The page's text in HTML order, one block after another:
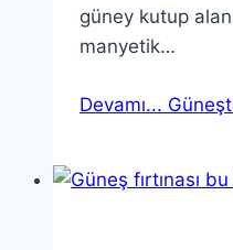
güney kutup
manyetik…
Devamı...